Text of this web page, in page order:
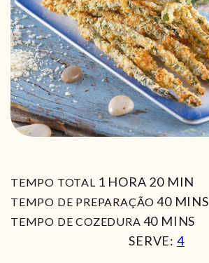
TEMPO TOTAL 1 HORA
HORA 20MIN
MIN
TEMPO DE PREPARAÇÃO 40MIN
MINS
TEMPO DE COZEDURA 40MIN
MINS
SERVE: 4